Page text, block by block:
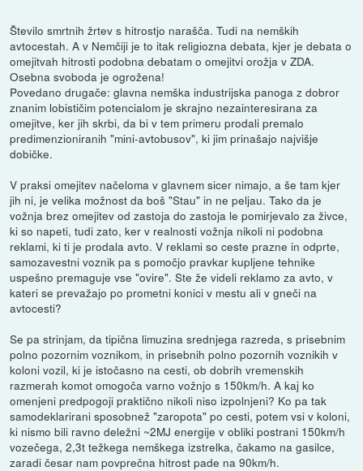
Število smrtnih žrtev s hitrostjo narašča. Tudi na nemških
avtocestah. A v Nemčiji je to itak religiozna debata, kjer je debata o
omejitvah hitrosti podobna debatam o omejitvi orožja v ZDA.
Osebna svoboda je ogrožena!
Povedano drugače: glavna nemška industrijska panoga z dobror
znanim lobističim potencialom je skrajno nezainteresirana za
omejitve, ker jih skrbi, da bi v tem primeru prodali premalo
predimenzioniranih "mini-avtobusov", ki jim prinašajo najvišje
dobičke.
V praksi omejitev načeloma v glavnem sicer nimajo, a še tam kjer
jih ni, je velika možnost da boš "Stau" in ne peljau. Tako da je
vožnja brez omejitev od zastoja do zastoja le pomirjevalo za živce,
ki so napeti, tudi zato, ker v realnosti vožnja nikoli ni podobna
reklami, ki ti je prodala avto. V reklami so ceste prazne in odprte,
samozavestni voznik pa s pomočjo pravkar kupljene tehnike
uspešno premaguje vse "ovire". Ste že videli reklamo za avto, v
kateri se prevažajo po prometni konici v mestu ali v gneči na
avtocesti?
Se pa strinjam, da tipična limuzina srednjega razreda, s prisebnim
polno pozornim voznikom, in prisebnih polno pozornih voznikih v
koloni vozil, ki je istočasno na cesti, ob dobrih vremenskih
razmerah komot omogoča varno vožnjo s 150km/h. A kaj ko
omenjeni predpogoji praktično nikoli niso izpolnjeni? Ko pa tak
samodeklarirani sposobnež "zaropota" po cesti, potem vsi v koloni,
ki nismo bili ravno deležni ~2MJ energije v obliki postrani 150km/h
vozečega, 2,3t težkega nemškega izstrelka, čakamo na gasilce,
zaradi česar nam povprečna hitrost pade na 90km/h.